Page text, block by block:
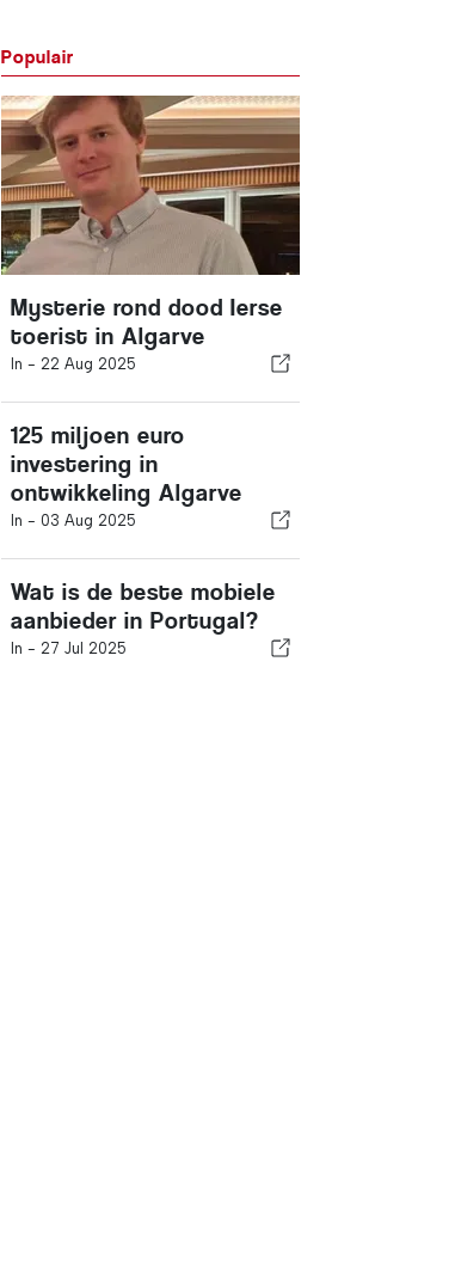
Populair
Mysterie rond dood Ierse
toerist in Algarve
In - 22 Aug 2025
125 miljoen euro
investering in
ontwikkeling Algarve
In - 03 Aug 2025
Wat is de beste mobiele
aanbieder in Portugal?
In - 27 Jul 2025